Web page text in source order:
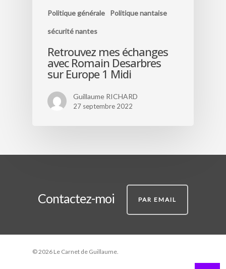
Politique générale Politique nantaise
sécurité nantes
Retrouvez mes échanges
avec Romain Desarbres
sur Europe 1 Midi
Guillaume RICHARD
27 septembre 2022
Contactez-moi PAR EMAIL
© 2026 Le Carnet de Guillaume.